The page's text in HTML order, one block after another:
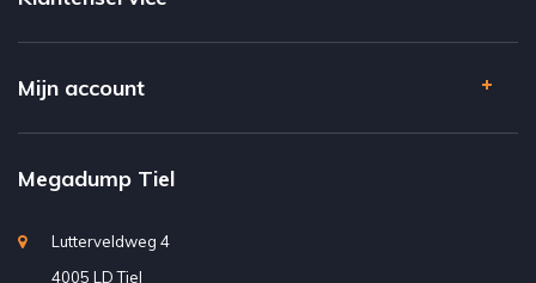
Mijn account
Megadump Tiel
Lutterveldweg 4
4005 LD Tiel